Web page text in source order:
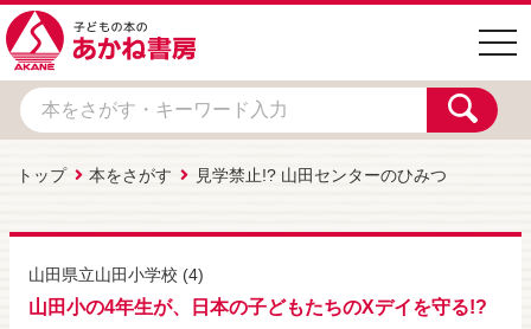
トップ 本をさがす 見学禁止!? 山田センターのひみつ
山田県立山田小学校 (4)
山田小の4年生が、日本の子どもたちのXデイを守る!?